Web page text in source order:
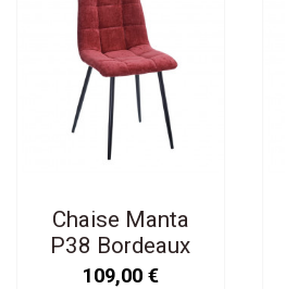
Chaise Manta
P38 Bordeaux
Brush
109,00 €